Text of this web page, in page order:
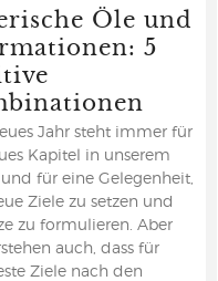
Öle und
5
Jahr steht immer für
Kapitel in unserem
und für eine Gelegenheit,
Ziele zu setzen und
zu formulieren. Aber
auch, dass für
Ziele nach den